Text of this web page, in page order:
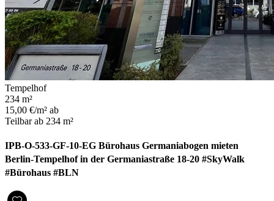
Tempelhof
234 m²
15,00 €/m² ab
Teilbar ab 234 m²
IPB-O-533-GF-10-EG Bürohaus Germaniabogen mieten
Berlin-Tempelhof in der Germaniastraße 18-20 #SkyWalk
#Bürohaus #BLN